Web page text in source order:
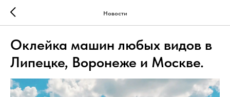
Новости
Оклейка машин любых видов в
Липецке, Воронеже и Москве.